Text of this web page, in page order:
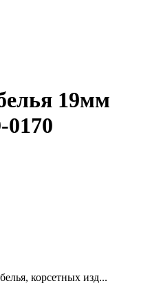
19мм
0170
корсетных изд...